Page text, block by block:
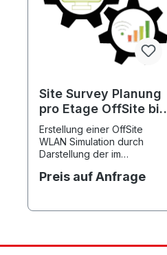
Site Survey Planung
pro Etage OffSite bis
1000m²
Erstellung einer OffSite
WLAN Simulation durch
Darstellung der im
verwendeten Materialien,
Preis auf Anfrage